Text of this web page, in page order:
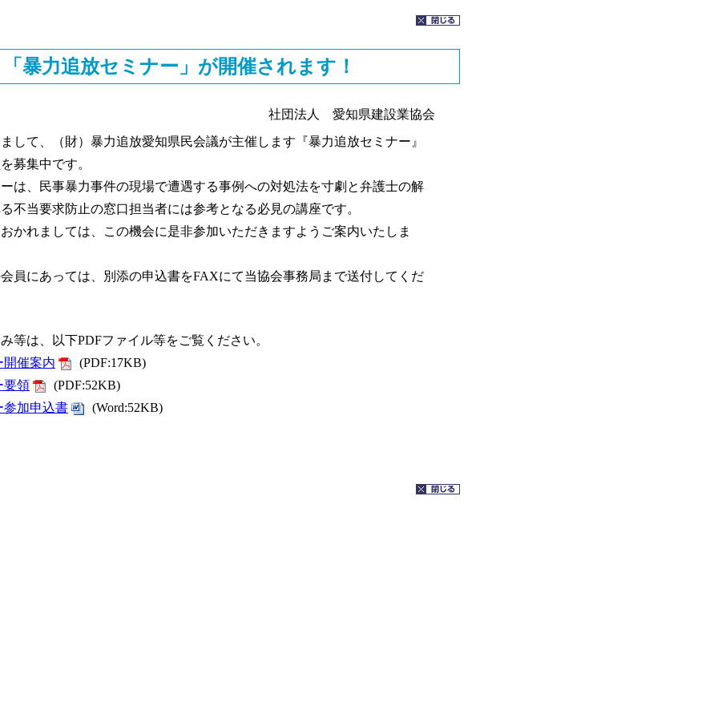
「暴力追放セミナー」が開催されます！
社団法人 愛知県建設業協会
して、（財）暴力追放愛知県民会議が主催します『暴力追放セミナー』
募集中です。
は、民事暴力事件の現場で遭遇する事例への対処法を寸劇と弁護士の解
不当要求防止の窓口担当者には参考となる必見の講座です。
かれましては、この機会に是非参加いただきますようご案内いたしま
員にあっては、別添の申込書をFAXにて当協会事務局まで送付してくだ
等は、以下PDFファイル等をご覧ください。
開催案内
(PDF:17KB)
要領
(PDF:52KB)
参加申込書 (Word:52KB)